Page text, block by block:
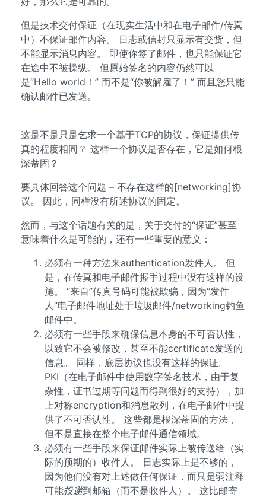
但是技术交付保证（在现实生活中和在电子邮件/传真
中）不保证邮件内容。 日志或信封只显示有交货，但
不能显示消息内容。 即使你签了邮件，也只能保证它
在途中不被操纵。 但原始签名的内容仍然可以
是“Hello world！” 而不是“你被解雇了！” 而且您只能
确认邮件已发送。
这是不是只是乞求一个基于TCP的协议，保证提供传
真的程度相同？ 这样一个协议是否存在，它是如何根
深蒂固？
要具体回答这个问题 – 不存在这样的[networking]协
议。 因此，同样没有所述协议的固定。
然而，与这个话题有关的是，关于交付的“保证”甚至
意味着什么是可能的，还有一些重要的意义：
必须有一种方法来authentication发件人。 但
是，在传真和电子邮件握手过程中没有这样的设
施。 “来自”传真号码可能被欺骗，因为“发件
人”电子邮件地址处于垃圾邮件/networking钓鱼
邮件中。
必须有一些手段来确保信息本身的不可否认性，
以致它不会被修改，甚至不能certificate发送的
信息。 同样，底层协议也没有这样的保证。
PKI（在电子邮件中使用数字签名技术，由于复
杂性，证书过期等问题而得到很好的支持），加
上对称encryption和消息散列，在电子邮件中提
供了不可否认性。 这些都是根深蒂固的方法，
但不是直接在整个电子邮件通信领域。
必须有一些手段来保证邮件实际上被传送给（实
际的预期的）收件人。 日志实际上是不够的，
因为他们没有对上述做任何保证，而只是弱注释
可能投递到邮箱（而不是收件人）。 这比邮寄